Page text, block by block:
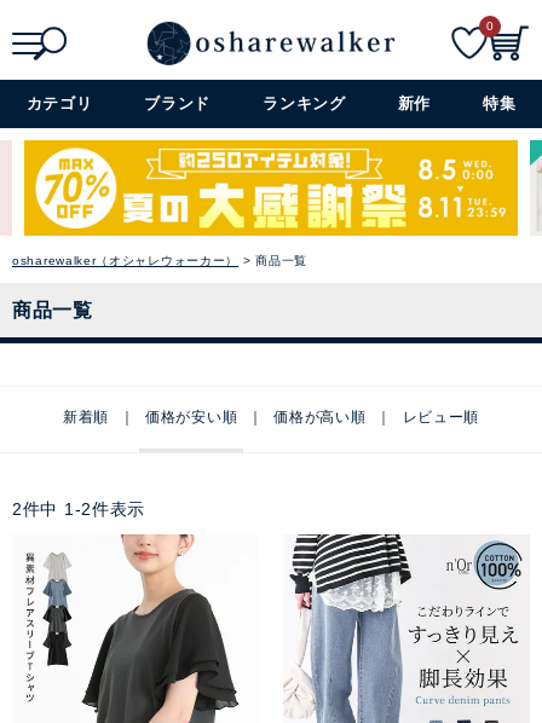
詳細検索+
0
カテゴリ ブランド ランキング 新作 特集
osharewalker（オシャレウォーカー） 商品一覧
商品一覧
新着順 価格が安い順 価格が高い順 レビュー順
2件中 1 -2件表示